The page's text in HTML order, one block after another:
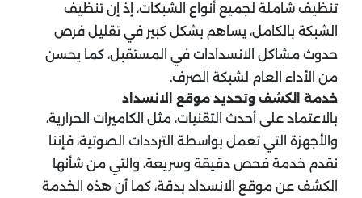
تنظيف شاملة لجميع أنواع الشبكات، إذ إن تنظيف
الشبكة بالكامل، يساهم بشكل كبير في تقليل فرص
حدوث مشاكل الانسدادات في المستقبل، كما يحسن
من الأداء العام لشبكة الصرف.
خدمة الكشف وتحديد موقع الانسداد
بالاعتماد على أحدث التقنيات، مثل الكاميرات الحرارية،
والأجهزة التي تعمل بواسطة الترددات الصوتية، فإننا
نقدم خدمة فحص دقيقة وسريعة، والتي من شأنها
الكشف عن موقع الانسداد بدقة، كما أن هذه الخدمة